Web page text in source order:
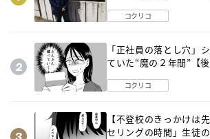
コクリコ
「正社員の落とし穴」
ていた“魔の２年間”【後
コクリコ
【不登校のきっかけは
セリングの時間」生徒